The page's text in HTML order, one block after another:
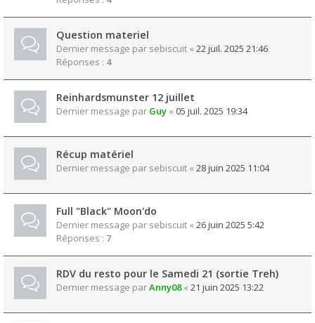
Question materiel
Dernier message par sebiscuit « 22 juil. 2025 21:46
Réponses : 4
Reinhardsmunster 12 juillet
Dernier message par Guy « 05 juil. 2025 19:34
Récup matériel
Dernier message par sebiscuit « 28 juin 2025 11:04
Full "Black" Moon'do
Dernier message par sebiscuit « 26 juin 2025 5:42
Réponses : 7
RDV du resto pour le Samedi 21 (sortie Treh)
Dernier message parAnny08« 21 juin 2025 13:22